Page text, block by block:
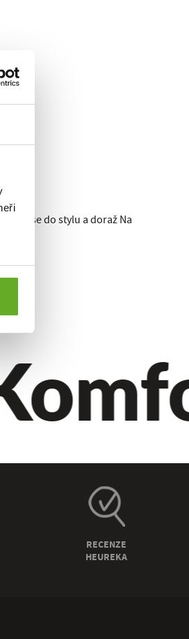
se do stylu a doražNa
RECENZE
HEUREKA